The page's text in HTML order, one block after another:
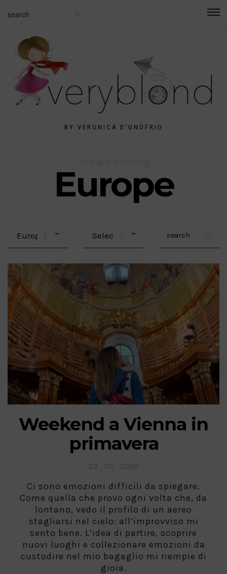
BY VERONICA D'ONOFRIO
Europe
Weekend a Vienna in
primavera
Ci sono emozioni difficili da spiegare.
Come quella che provo ogni volta che, da
lontano, vedo il profilo di un aereo
stagliarsi nel cielo: all’improvviso mi
sento bene. L’idea di partire, scoprire
nuovi luoghi e collezionare emozioni da
custodire nel mio bagaglio mi riempie di
gioia.